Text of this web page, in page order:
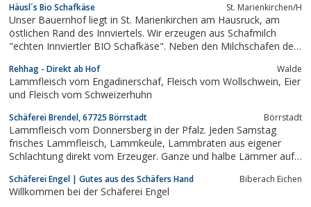
Häusl´s Bio Schafkäse St. Marienkirchen/H
Unser Bauernhof liegt in St. Marienkirchen am Hausruck, am
östlichen Rand des Innviertels. Wir erzeugen aus Schafmilch
"echten Innviertler BIO Schafkäse". Neben den Milchschafen der
Rehhag - Direkt ab Hof Walde
Lammfleisch vom Engadinerschaf, Fleisch vom Wollschwein, Eier
und Fleisch vom Schweizerhuhn
Schäferei Brendel, 67725 Börrstadt Börrstadt
Lammfleisch vom Donnersberg in der Pfalz. Jeden Samstag
frisches Lammfleisch, Lammkeule, Lammbraten aus eigener
Schlachtung direkt vom Erzeuger. Ganze und halbe Lämmer auf
Schäferei Engel | Gutes aus des Schäfers Hand Biberach Eichen
Willkommen bei der Schäferei Engel